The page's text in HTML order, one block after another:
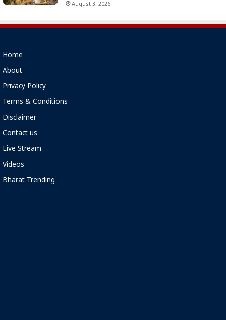
August 3, 2026
Home
About
Privacy Policy
Terms & Conditions
Disclaimer
Contact us
Live Stream
Videos
Bharat Trending